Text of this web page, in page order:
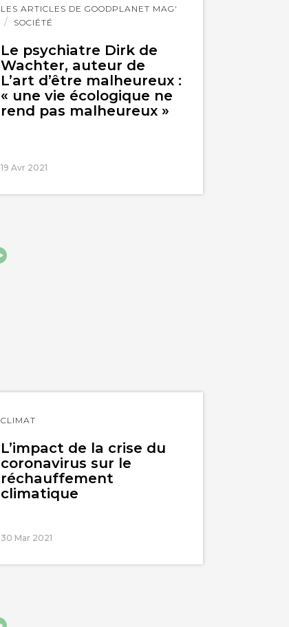
LES ARTICLES DE GOODPLANET MAG'
SOCIÉTÉ
Le psychiatre Dirk de
Wachter, auteur de
L’art d’être malheureux :
« une vie écologique ne
rend pas malheureux »
19 Avr 2021
Lire
l'article
CLIMAT
L’impact de la crise du
coronavirus sur le
réchauffement
climatique
30 Mar 2021
Lire